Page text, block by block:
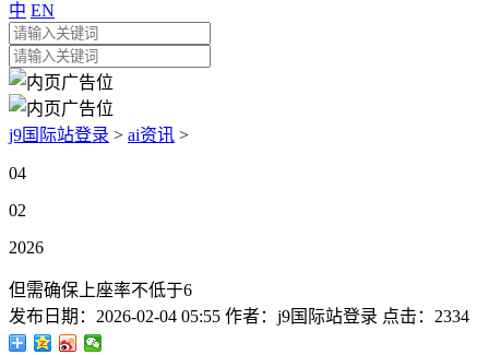
中 EN
j9国际站登录 > ai资讯 >
04
02
2026
但需确保上座率不低于6
发布日期： 2026-02-04 05:55 作者： j9国际站登录 点击： 2334